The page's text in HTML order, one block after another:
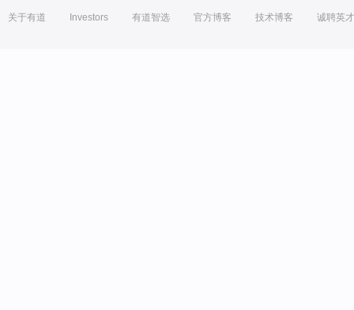
关于有道 Investors 有道智选 官方博客 技术博客 诚聘英才